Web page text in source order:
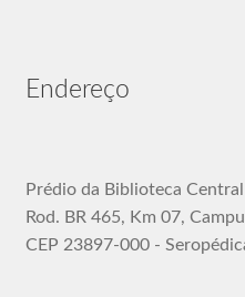
Endereço
Prédio da Biblioteca Central
Rod. BR 465, Km 07,
CEP 23897-000 -